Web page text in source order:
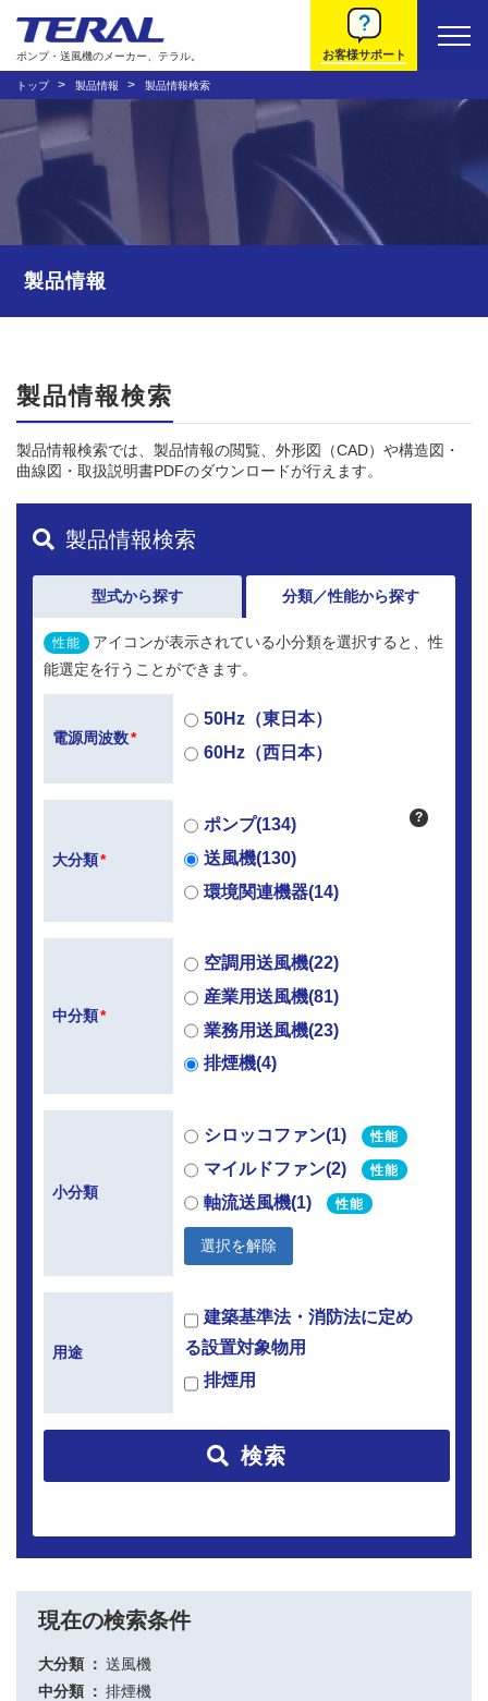
ポンプ・送風機のメーカー、テラル。 お客様サポート
トップ 製品情報 製品情報検索
製品情報
製品情報検索
製品情報検索では、製品情報の閲覧、外形図（CAD）や構造図・
曲線図・取扱説明書PDFのダウンロードが行えます。
製品情報検索
型式から探す 分類／性能から探す
性能
アイコンが表示されている小分類を選択すると、性
能選定を行うことができます。
電源周波数*
50Hz（東日本）
60Hz（西日本）
大分類*
ポンプ(134)
送風機(130)
環境関連機器(14)
?
中分類*
空調用送風機(22)
産業用送風機(81)
業務用送風機(23)
排煙機(4)
小分類
シロッコファン(1) 性能
マイルドファン(2) 性能
軸流送風機(1) 性能
選択を解除
用途
建築基準法・消防法に定め
る設置対象物用
排煙用
検索
現在の検索条件
大分類
送風機
中分類
排煙機